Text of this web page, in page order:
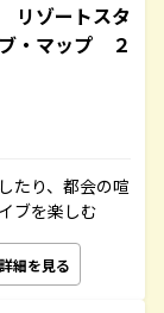
ゾートスタ
・マップ ２
たり、都会の喧
ブを楽しむ
詳細を見る